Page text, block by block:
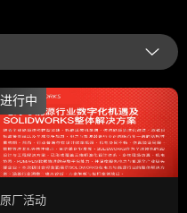
进行中
原厂活动